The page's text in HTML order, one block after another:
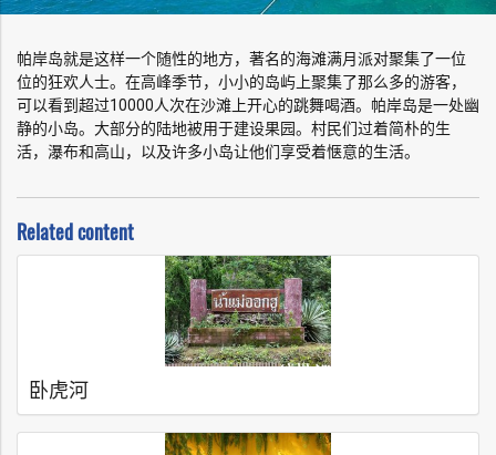
帕岸岛就是这样一个随性的地方，著名的海滩满月派对聚集了一位
位的狂欢人士。在高峰季节，小小的岛屿上聚集了那么多的游客，
可以看到超过10000人次在沙滩上开心的跳舞喝酒。帕岸岛是一处幽
静的小岛。大部分的陆地被用于建设果园。村民们过着简朴的生
活，瀑布和高山，以及许多小岛让他们享受着惬意的生活。
Related content
卧虎河